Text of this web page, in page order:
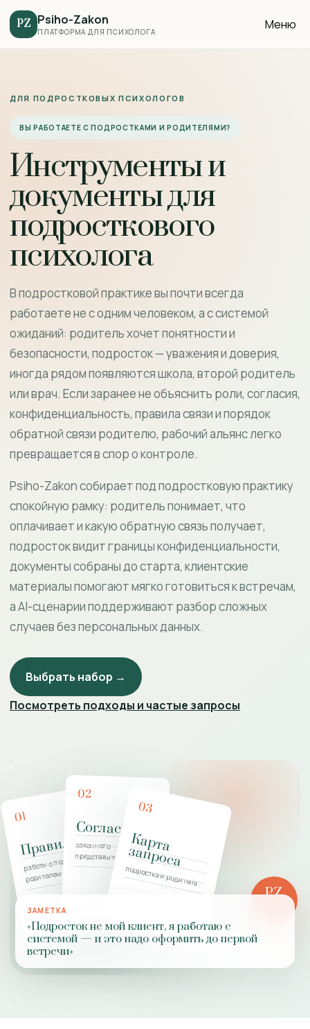
PZ Psiho-Zakon
ПЛАТФОРМА ДЛЯ ПСИХОЛОГА Меню
ДЛЯ ПОДРОСТКОВЫХ ПСИХОЛОГОВ
ВЫ РАБОТАЕТЕ С ПОДРОСТКАМИ И РОДИТЕЛЯМИ?
Инструменты и
документы для
подросткового
психолога
В подростковой практике вы почти всегда
работаете не с одним человеком, а с системой
ожиданий: родитель хочет понятности и
безопасности, подросток — уважения и доверия,
иногда рядом появляются школа, второй родитель
или врач. Если заранее не объяснить роли, согласия,
конфиденциальность, правила связи и порядок
обратной связи родителю, рабочий альянс легко
превращается в спор о контроле.
Psiho-Zakon собирает под подростковую практику
спокойную рамку: родитель понимает, что
оплачивает и какую обратную связь получает,
подросток видит границы конфиденциальности,
документы собраны до старта, клиентские
материалы помогают мягко готовиться к встречам,
а AI-сценарии поддерживают разбор сложных
случаев без персональных данных.
Выбрать набор →
Посмотреть подходы и частые запросы
01
Правила
работы с подростком и
родителем
02
Согласие
законного
представителя
03
К
а
р
т
а
з
а
п
р
о
с
а
подростка и родителя
PZ
ЗАМЕТКА
«Подросток не мой клиент, я работаю с
системой — и это надо оформить до первой
встречи»